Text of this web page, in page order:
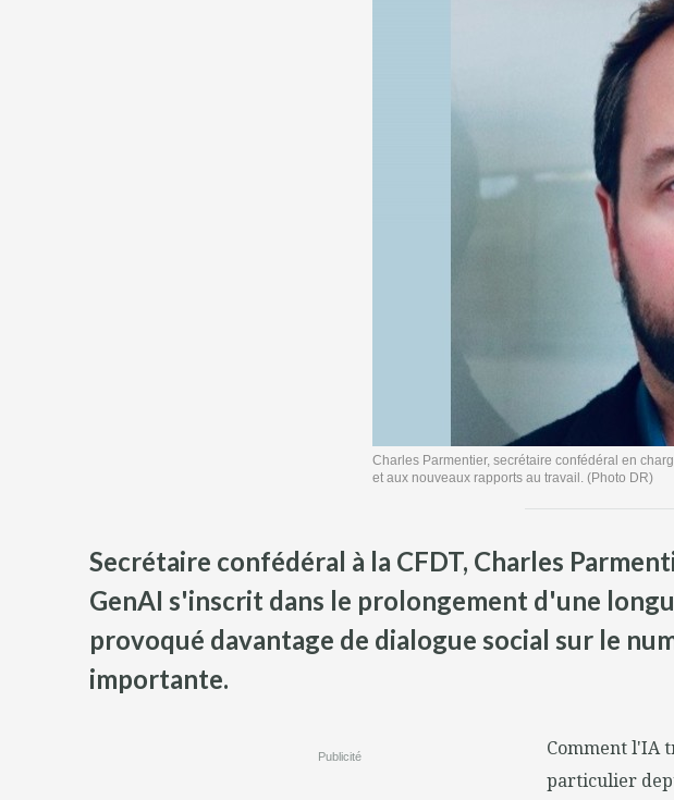
Charles Parmentier, secrétaire confédéral en
et aux nouveaux rapports au travail. (Photo DR)
Secrétaire confédéral à la CFDT, Charles
GenAI s'inscrit dans le prolongement d'une
provoqué davantage de dialogue social sur le
importante.
Publicité
Comment l'IA
particulier